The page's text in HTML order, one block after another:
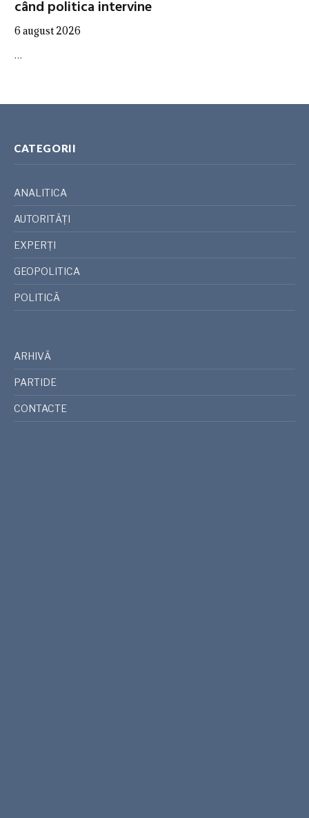
când politica intervine
6 august 2026
…
CATEGORII
ANALITICA
AUTORITĂȚI
EXPERȚI
GEOPOLITICA
POLITICĂ
ARHIVĂ
PARTIDE
CONTACTE